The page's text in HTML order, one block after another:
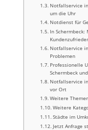
Notfallservice
um die Uhr
Notdienst für
In
Notfallservice
Problemen
Professionelle
Schermbeck
Notfallservice
vor Ort
Weitere
Weitere
Städte im
Jetzt Anfrage